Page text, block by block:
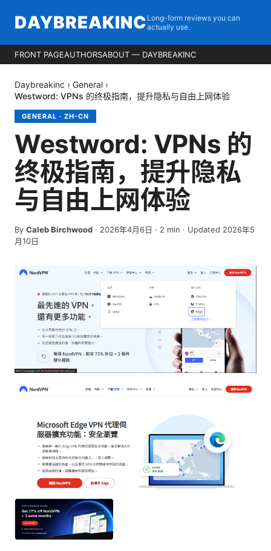
DAYBREAKINC Long-form reviews you can
actually use.
FRONT PAGEAUTHORSABOUT — DAYBREAKINC
Daybreakinc › General ›
Westword: VPNs 的终极指南，提升隐私与自由上网体验
GENERAL · ZH-CN
Westword: VPNs 的
终极指南，提升隐私
与自由上网体验
By Caleb Birchwood · 2026年4月6日 · 2 min · Updated 2026年5
月10日